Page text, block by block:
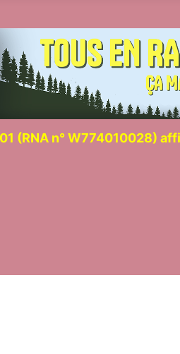
(RNA n° W774010028)